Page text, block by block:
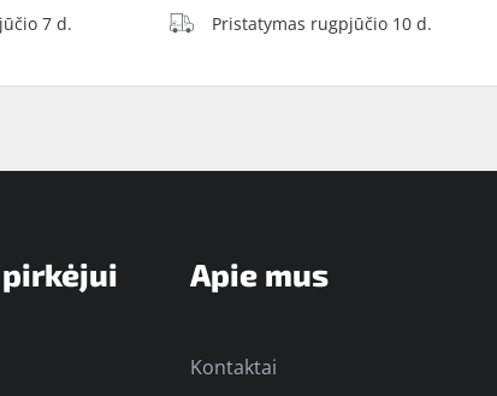
7 d. Pristatymas rugpjūčio 10 d.
Apie mus
Kontaktai